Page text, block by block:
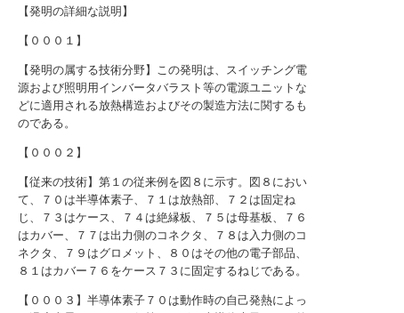
【発明の詳細な説明】
【０００１】
【発明の属する技術分野】この発明は、スイッチング電
源および照明用インバータバラスト等の電源ユニットな
どに適用される放熱構造およびその製造方法に関するも
のである。
【０００２】
【従来の技術】第１の従来例を図８に示す。図８におい
て、７０は半導体素子、７１は放熱部、７２は固定ね
じ、７３はケース、７４は絶縁板、７５は母基板、７６
はカバー、７７は出力側のコネクタ、７８は入力側のコ
ネクタ、７９はグロメット、８０はその他の電子部品、
８１はカバー７６をケース７３に固定するねじである。
【０００３】半導体素子７０は動作時の自己発熱によっ